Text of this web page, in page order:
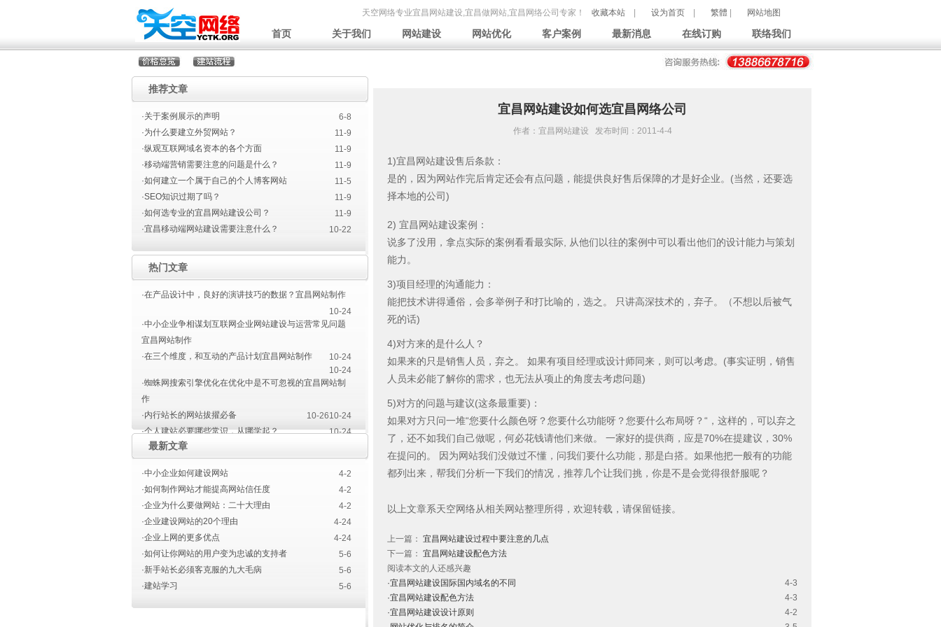
天空网络专业宜昌网站建设,宜昌做网站,宜昌网络公司专家！ 收藏本站| 设为首页| 繁體 网站地图
首页 关于我们 网站建设 网站优化 客户案例 最新消息 在线订购 联络我们
推荐文章
·关于案例展示的声明
6-8
·为什么要建立外贸网站？
11-9
·纵观互联网域名资本的各个方面
11-9
·移动端营销需要注意的问题是什么？
11-9
·如何建立一个属于自己的个人博客网站
11-5
·SEO知识过期了吗？
11-9
·如何选专业的宜昌网站建设公司？
11-9
·宜昌移动端网站建设需要注意什么？
10-22
热门文章
·在产品设计中，良好的演讲技巧的数据？宜昌网站制作
10-24
·中小企业争相谋划互联网企业网站建设与运营常见问题
宜昌网站制作
10-24
·在三个维度，和互动的产品计划宜昌网站制作
10-24
·蜘蛛网搜索引擎优化在优化中是不可忽视的宜昌网站制
作
10-24
·内行站长的网站拔擢必备
10-26
·个人建站必要哪些常识，从哪学起？
10-24
·宜昌网站建设色彩的运用
4-10
最新文章
·中小企业如何建设网站
4-2
·如何制作网站才能提高网站信任度
4-2
·企业为什么要做网站：二十大理由
4-2
·企业建设网站的20个理由
4-24
·企业上网的更多优点
4-24
·如何让你网站的用户变为忠诚的支持者
5-6
·新手站长必须客克服的九大毛病
5-6
·建站学习
5-6
宜昌网站建设如何选宜昌网络公司
作者： 宜昌网站建设 发布时间：2011-4-4
1)宜昌网站建设售后条款：
是的，因为网站作完后肯定还会有点问题，能提供良好售后保障的才是好企业。(当然，还要选
择本地的公司)
2) 宜昌网站建设案例：
说多了没用，拿点实际的案例看看最实际, 从他们以往的案例中可以看出他们的设计能力与策划
能力。
3)项目经理的沟通能力：
能把技术讲得通俗，会多举例子和打比喻的，选之。 只讲高深技术的，弃子。（不想以后被气
死的话)
4)对方来的是什么人？
如果来的只是销售人员，弃之。 如果有项目经理或设计师同来，则可以考虑。(事实证明，销售
人员未必能了解你的需求，也无法从项止的角度去考虑问题)
5)对方的问题与建议(这条最重要)：
如果对方只问一堆“您要什么颜色呀？您要什么功能呀？您要什么布局呀？“，这样的，可以弃之
了，还不如我们自己做呢，何必花钱请他们来做。 一家好的提供商，应是70%在提建议，30%
在提问的。 因为网站我们没做过不懂，问我们要什么功能，那是白搭。如果他把一般有的功能
都列出来，帮我们分析一下我们的情况，推荐几个让我们挑，你是不是会觉得很舒服呢？
以上文章系天空网络从相关网站整理所得，欢迎转载，请保留链接。
上一篇： 宜昌网站建设过程中要注意的几点
下一篇： 宜昌网站建设配色方法
阅读本文的人还感兴趣
·宜昌网站建设国际国内域名的不同
4-3
·宜昌网站建设配色方法
4-3
·宜昌网站建设设计原则
4-2